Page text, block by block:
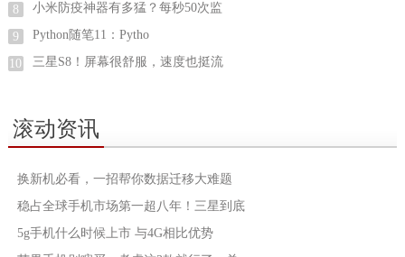
8 小米防疫神器有多猛？每秒50次监
9 Python随笔11：Pytho
10 三星S8！屏幕很舒服，速度也挺流
滚动资讯
换新机必看，一招帮你数据迁移大难题
稳占全球手机市场第一超八年！三星到底
5g手机什么时候上市 与4G相比优势